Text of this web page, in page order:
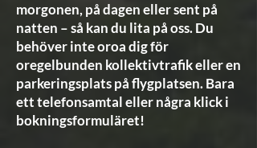
morgonen, på dagen eller sent på
natten – så kan du lita på oss. Du
behöver inte oroa dig för
oregelbunden kollektivtrafik eller en
parkeringsplats på flygplatsen. Bara
ett telefonsamtal eller några klick i
bokningsformuläret!